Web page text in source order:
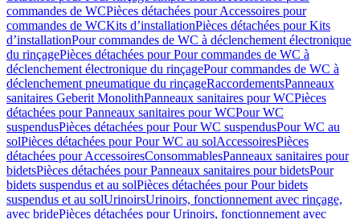
commandes de WCPièces détachées pour Accessoires pour
commandes de WCKits d’installationPièces détachées pour Kits
d’installationPour commandes de WC à déclenchement électronique
du rinçagePièces détachées pour Pour commandes de WC à
déclenchement électronique du rinçagePour commandes de WC à
déclenchement pneumatique du rinçageRaccordementsPanneaux
sanitaires Geberit MonolithPanneaux sanitaires pour WCPièces
détachées pour Panneaux sanitaires pour WCPour WC
suspendusPièces détachées pour Pour WC suspendusPour WC au
solPièces détachées pour Pour WC au solAccessoiresPièces
détachées pour AccessoiresConsommablesPanneaux sanitaires pour
bidetsPièces détachées pour Panneaux sanitaires pour bidetsPour
bidets suspendus et au solPièces détachées pour Pour bidets
suspendus et au solUrinoirsUrinoirs, fonctionnement avec rinçage,
avec bridePièces détachées pour Urinoirs, fonctionnement avec